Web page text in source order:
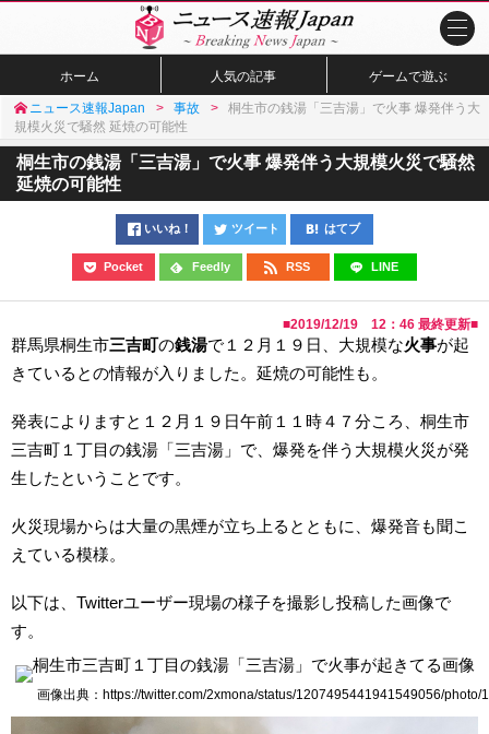
ホーム 人気の記事 ゲームで遊ぶ
ニュース速報Japan 事故
桐生市の銭湯「三吉湯」で火事 爆発伴う大
規模火災で騒然 延焼の可能性
桐生市の銭湯「三吉湯」で火事 爆発伴う大規模火災で騒然
延焼の可能性
いいね！ ツイート はてブ
Pocket Feedly RSS LINE
■2019/12/19 12：46 最終更新■
群馬県桐生市三吉町の銭湯で１２月１９日、大規模な火事が起
きているとの情報が入りました。延焼の可能性も。
発表によりますと１２月１９日午前１１時４７分ころ、桐生市
三吉町１丁目の銭湯「三吉湯」で、爆発を伴う大規模火災が発
生したということです。
火災現場からは大量の黒煙が立ち上るとともに、爆発音も聞こ
えている模様。
以下は、Twitterユーザー現場の様子を撮影し投稿した画像で
す。
画像出典：https://twitter.com/2xmona/status/1207495441941549056/photo/1